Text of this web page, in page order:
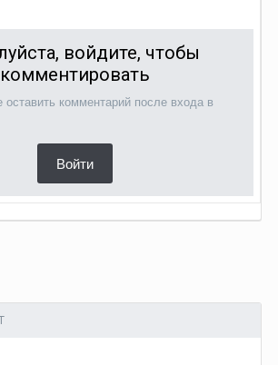
войдите, чтобы
комментировать
комментарий после входа в
Войти